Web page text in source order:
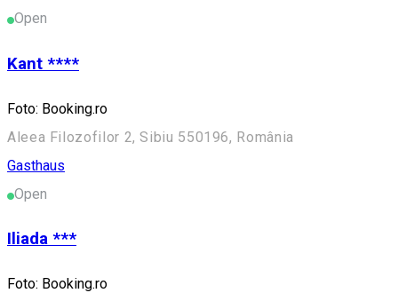
Open
Kant ****
Foto: Booking.ro
Aleea Filozofilor 2, Sibiu 550196, România
Gasthaus
Open
Iliada ***
Foto: Booking.ro